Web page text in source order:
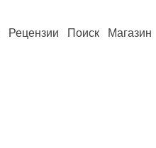
Рецензии Поиск Магазин